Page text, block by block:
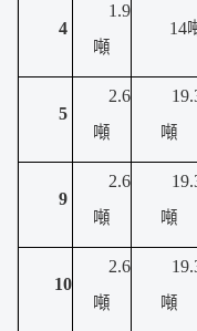
4
1.9
噸
14
5
2.6
噸
噸
9
2.6
噸
噸
10
2.6
噸
噸